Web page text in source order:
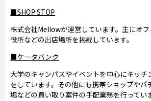
■SHOP STOP
株式会社Mellowが運営しています。主にオフ
役所などの出店場所を掲載しています。
■ケータバンク
大学のキャンパスやイベントを中心にキッチ
をしています。その他にも携帯ショップやパ
場などの買い取り案件の手配業務を行ってい